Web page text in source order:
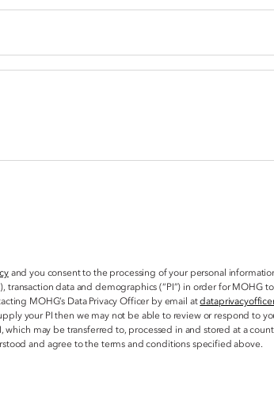
and you consent to the processing of your personal
data and demographics (“PI”) in order for MOHG
MOHG’s Data Privacy Officer by email at
your PI then we may not be able to review or respond to
may be transferred to, processed in and stored at a
and agree to the terms and conditions specified above.